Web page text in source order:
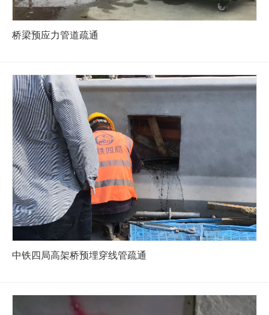
桥梁预应力管道疏通
中铁四局高架桥预埋穿线管疏通